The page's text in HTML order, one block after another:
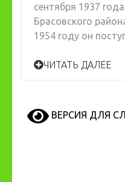
сентября 1937
Брасовского
1954 году он
ЧИТАТЬ ДАЛЕЕ
ВЕРСИЯ ДЛЯ